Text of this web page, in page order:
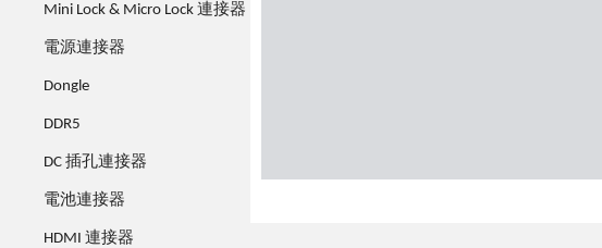
Mini Lock & Micro Lock 連接器
電源連接器
Dongle
DDR5
DC 插孔連接器
電池連接器
HDMI 連接器